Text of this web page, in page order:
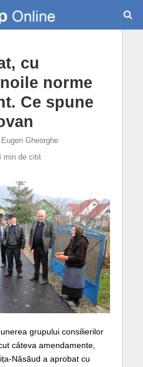
cu
norme
Ce spune
Eugen Gheorghe
min de citit
grupului consilierilor
câteva amendamente,
Năsăud a aprobat cu